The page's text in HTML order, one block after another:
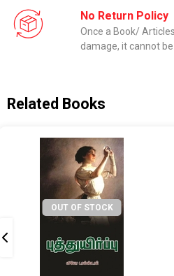
No Return Policy
Once a Book/
damage, it cannot
Related Books
OUT OF STOCK